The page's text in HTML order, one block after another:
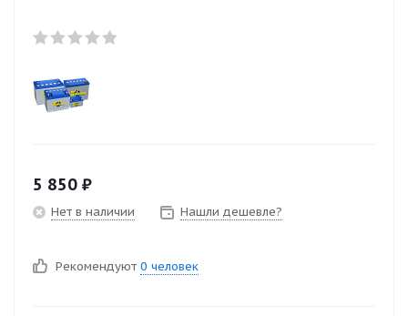
5 850 ₽
Нет в наличии Нашли дешевле?
Рекомендуют 0 человек